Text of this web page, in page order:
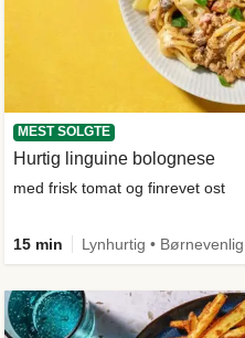
MEST SOLGTE
Hurtig linguine bolognese
med frisk tomat og finrevet ost
15 min Lynhurtig • Børnevenlig